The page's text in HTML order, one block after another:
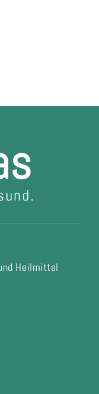
Heilmittel